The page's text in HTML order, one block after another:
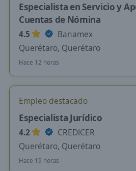
Especialista en Servicio y
Cuentas de Nómina
4.5
Banamex
Querétaro, Querétaro
Hace 12 horas
Empleo destacado
Especialista Jurídico
4.2
CREDICER
Querétaro, Querétaro
Hace 19 horas